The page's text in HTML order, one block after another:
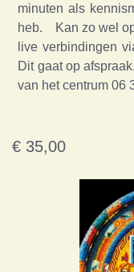
minuten als
heb. Kan zo wel
live verbindingen
Dit gaat op
van het centrum 06
€ 35,00